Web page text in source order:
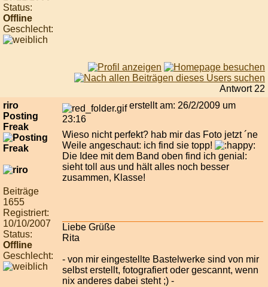
Status:
Offline
Geschlecht:
Antwort 22
riro
Posting
Freak
Beiträge
1655
Registriert:
10/10/2007
Status:
Offline
Geschlecht:
erstellt am: 26/2/2009 um
23:16
Wieso nicht perfekt? hab mir das Foto jetzt ´ne
Weile angeschaut: ich find sie topp!
Die Idee mit dem Band oben find ich genial:
sieht toll aus und hält alles noch besser
zusammen, Klasse!
Liebe Grüße
Rita
- von mir eingestellte Bastelwerke sind von mir
selbst erstellt, fotografiert oder gescannt, wenn
nix anderes dabei steht ;) -